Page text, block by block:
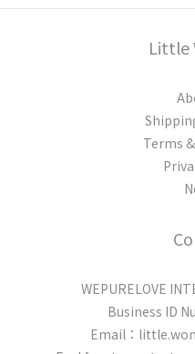
Little
Terms
WEPURELOVE
Business ID
Email：